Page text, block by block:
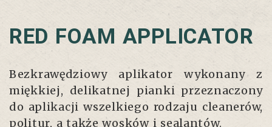
RED FOAM APPLICATOR
Bezkrawędziowy aplikator wykonany z
miękkiej, delikatnej pianki przeznaczony
do aplikacji wszelkiego rodzaju cleanerów,
politur, a także wosków i sealantów.